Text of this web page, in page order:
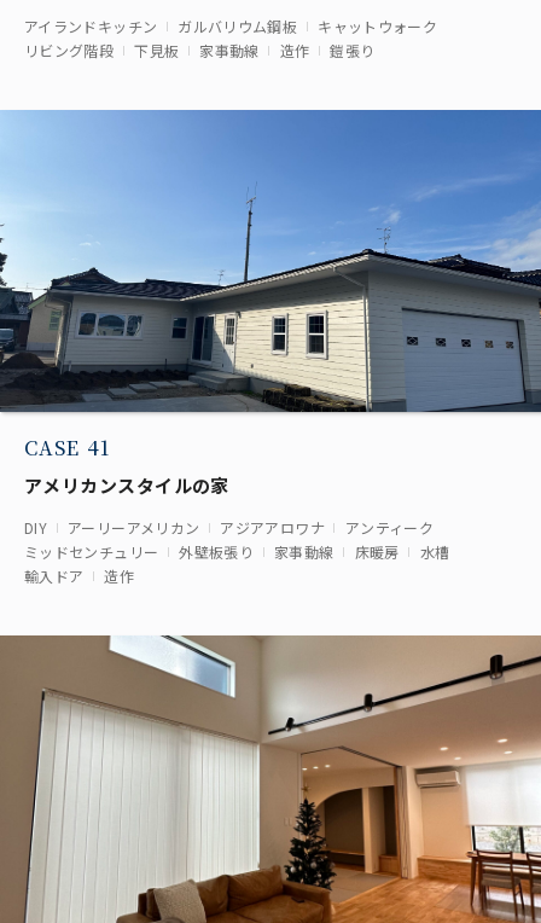
アイランドキッチン ガルバリウム鋼板
キャットウォーク
リビング階段
下見板 家事動線 造作 鎧張り
CASE 41
アメリカンスタイルの家
DIY アーリーアメリカン アジアアロワナ
アンティーク
ミッドセンチュリー
外壁板張り 家事動線 床暖房
水槽
輸入ドア
造作